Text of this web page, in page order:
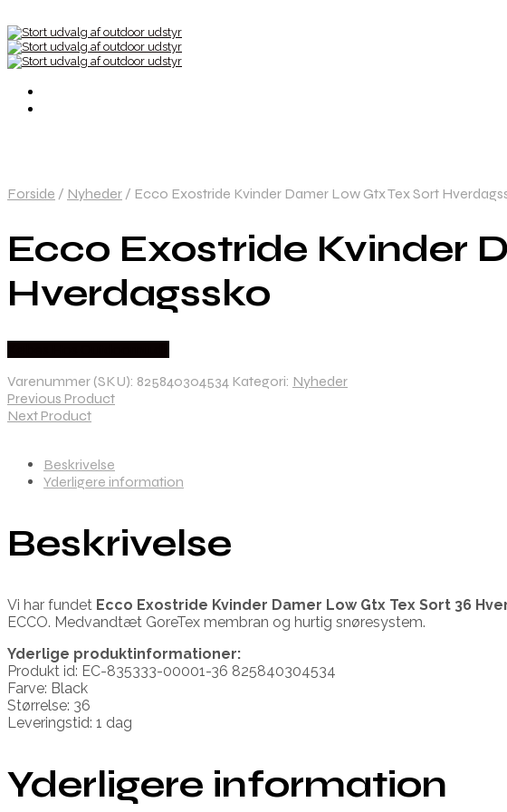
Forside / Nyheder / Ecco Exostride Kvinder Damer Low Gtx Tex Sort
Ecco Exostride Kvinder
Hverdagssko
Varenummer (SKU): 825840304534 Kategori: Nyheder
Previous Product
Next Product
Beskrivelse
Yderligere information
Beskrivelse
Vi har fundet Ecco Exostride Kvinder Damer Low Gtx Tex Sort 36
ECCO. Medvandtæt GoreTex membran og hurtig snøresystem.
Yderlige produktinformationer:
Produkt id: EC-835333-00001-36 825840304534
Farve: Black
Størrelse: 36
Leveringstid: 1 dag
Yderligere information